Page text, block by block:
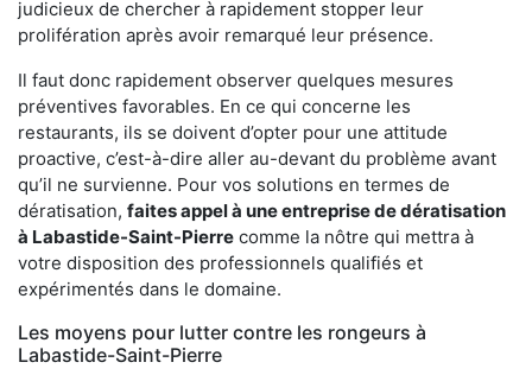
judicieux de chercher à rapidement stopper leur
prolifération après avoir remarqué leur présence.
Il faut donc rapidement observer quelques mesures
préventives favorables. En ce qui concerne les
restaurants, ils se doivent d’opter pour une attitude
proactive, c’est-à-dire aller au-devant du problème avant
qu’il ne survienne. Pour vos solutions en termes de
dératisation, faites appel à une entreprise de dératisation
à Labastide-Saint-Pierre comme la nôtre qui mettra à
votre disposition des professionnels qualifiés et
expérimentés dans le domaine.
Les moyens pour lutter contre les rongeurs à
Labastide-Saint-Pierre